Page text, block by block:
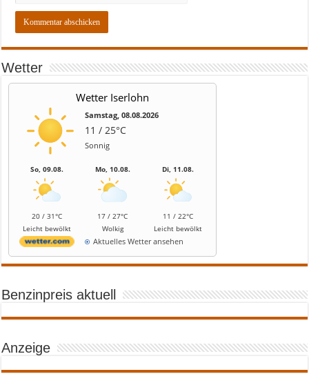
Wetter
Wetter Iserlohn
Samstag, 08.08.2026
11 / 25°C
Sonnig
So, 09.08.
20 / 31°C
Leicht bewölkt
Mo, 10.08.
17 / 27°C
Wolkig
Di, 11.08.
11 / 22°C
Leicht bewölkt
Aktuelles Wetter ansehen
Benzinpreis aktuell
Anzeige